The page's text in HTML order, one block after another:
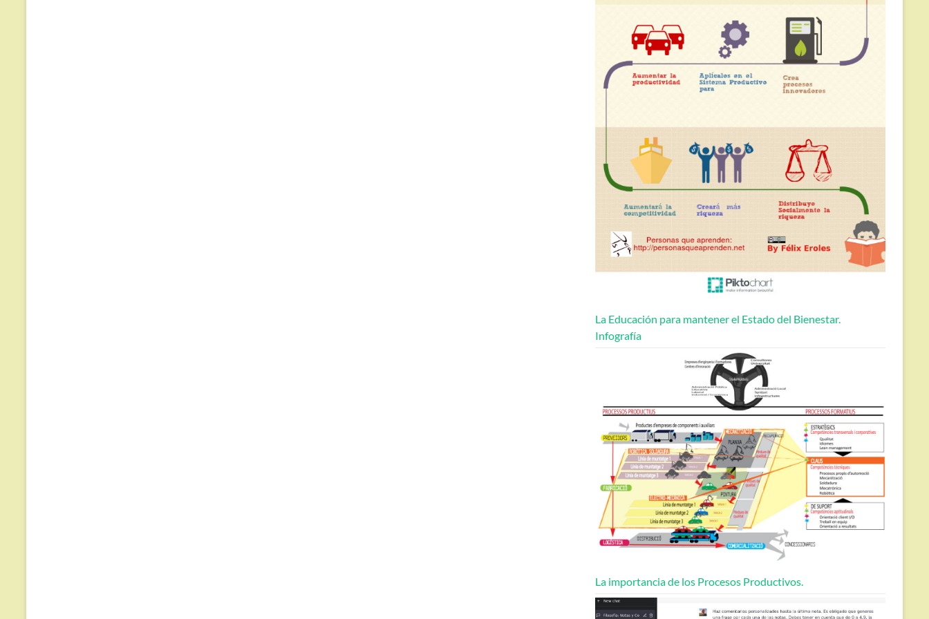
La Educación para mantener el Estado del Bienestar.
Infografía
La importancia de los Procesos Productivos.